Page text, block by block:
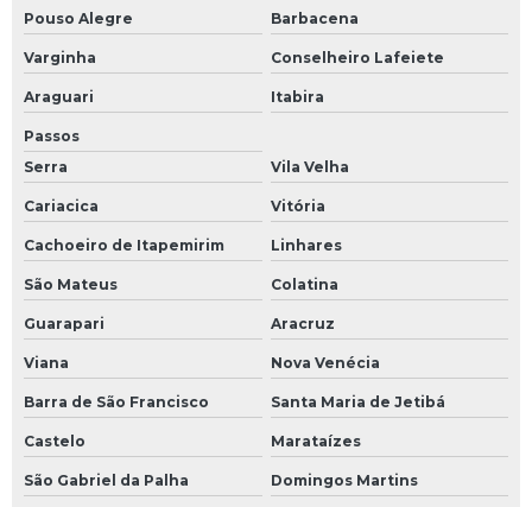
Pouso Alegre Barbacena
Varginha Conselheiro Lafeiete
Araguari Itabira
Passos
Serra
Vila Velha
Cariacica Vitória
Cachoeiro de Itapemirim Linhares
São Mateus Colatina
Guarapari Aracruz
Viana Nova Venécia
Barra de São Francisco Santa Maria de Jetibá
Castelo Marataízes
São Gabriel da Palha Domingos Martins